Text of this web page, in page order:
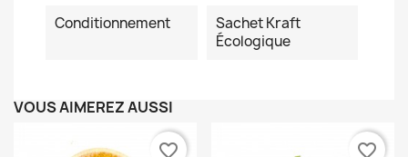
Conditionnement
Sachet Kraft
Écologique
VOUS AIMEREZ AUSSI
favorite_border favorite_border